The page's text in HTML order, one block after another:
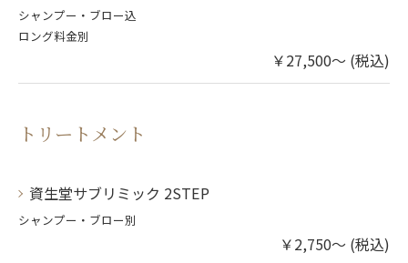
シャンプー・ブロー込
ロング料金別
￥27,500～ (税込)
トリートメント
資生堂サブリミック 2STEP
シャンプー・ブロー別
￥2,750～ (税込)